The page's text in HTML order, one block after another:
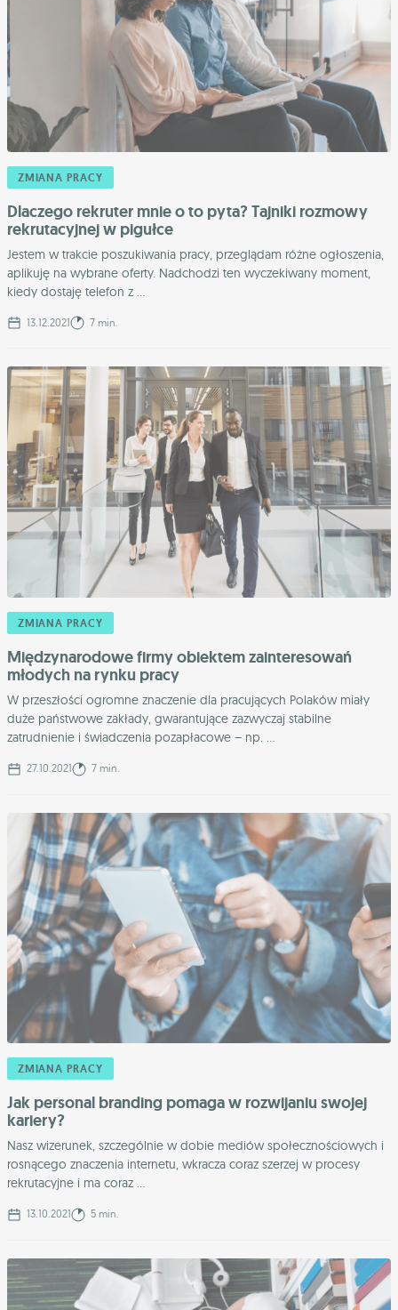
ZMIANA PRACY
Dlaczego rekruter mnie o to pyta? Tajniki rozmowy
rekrutacyjnej w pigułce
Jestem w trakcie poszukiwania pracy, przeglądam różne ogłoszenia,
aplikuję na wybrane oferty. Nadchodzi ten wyczekiwany moment,
kiedy dostaję telefon z ...
13.12.2021 7 min.
ZMIANA PRACY
Międzynarodowe firmy obiektem zainteresowań
młodych na rynku pracy
W przeszłości ogromne znaczenie dla pracujących Polaków miały
duże państwowe zakłady, gwarantujące zazwyczaj stabilne
zatrudnienie i świadczenia pozapłacowe – np. ...
27.10.2021 7 min.
ZMIANA PRACY
Jak personal branding pomaga w rozwijaniu swojej
kariery?
Nasz wizerunek, szczególnie w dobie mediów społecznościowych i
rosnącego znaczenia internetu, wkracza coraz szerzej w procesy
rekrutacyjne i ma coraz ...
13.10.2021 5 min.